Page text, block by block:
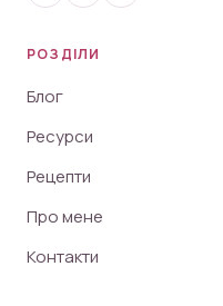
РОЗДІЛИ
Блог
Ресурси
Рецепти
Про мене
Контакти